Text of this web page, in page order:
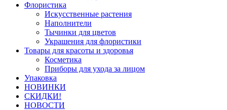
Флористика
Искусственные растения
Наполнители
Тычинки для цветов
Украшения для флористики
Товары для красоты и здоровья
Косметика
Приборы для ухода за лицом
Упаковка
НОВИНКИ
СКИДКИ!
НОВОСТИ